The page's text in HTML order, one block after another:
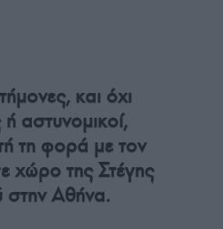
και όχι
ή αστυνομικοί,
τη φορά με τον
χώρο της Στέγης
στην Αθήνα.